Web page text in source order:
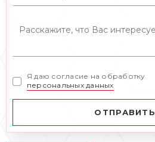
Я даю согласие на обработку
персональных данных
ОТПРАВИТЬ